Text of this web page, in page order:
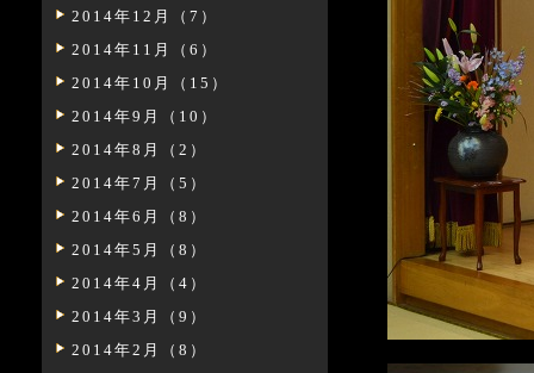
2014年12月（7）
2014年11月（6）
2014年10月（15）
2014年9月（10）
2014年8月（2）
2014年7月（5）
2014年6月（8）
2014年5月（8）
2014年4月（4）
2014年3月（9）
2014年2月（8）